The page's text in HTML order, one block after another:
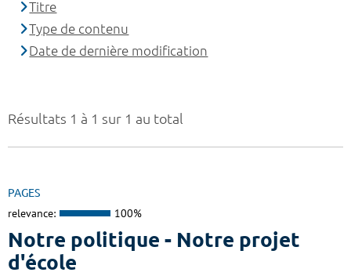
Résultats 1 à 1 sur 1 au total
PAGES
relevance: 100%
Notre politique - Notre projet
d'école
Titre
Type de contenu
Date de dernière modification